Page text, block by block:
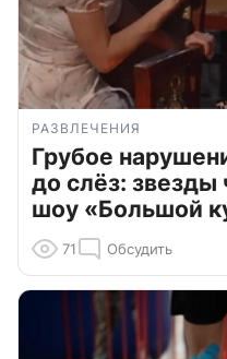
РАЗВЛЕЧЕНИЯ
Грубое
до слёз: звезды
шоу «Большой
71 Обсудить